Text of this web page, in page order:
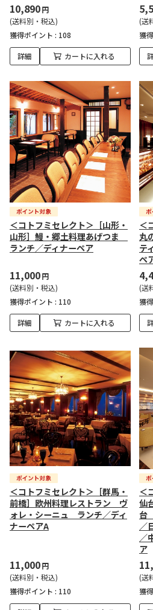
10,890円
(送料別・税込)
獲得ポイント : 108
詳細 カートに入れる
(送
獲
＜コトフミセレクト＞［山形・
山形］鰻・郷土料理あげつま
ランチ／ディナーペア
11,000円
(送料別・税込)
獲得ポイント : 110
詳細 カートに入れる
＜
丸
テ
ペ
(送
獲
＜コトフミセレクト＞［群馬・
前橋］欧州料理レストラン ヴ
ォレ・シーニュ ランチ／ディ
ナーペアA
11,000円
(送料別・税込)
獲得ポイント : 110
＜
仙
台
／
／
ア
(送
獲